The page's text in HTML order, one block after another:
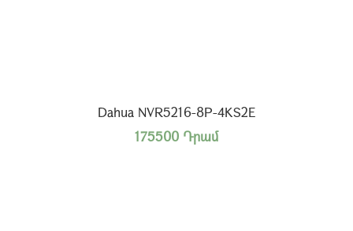
Dahua NVR5216-8P-4KS2E
175500 Դրամ